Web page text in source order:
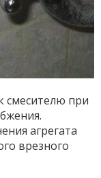
смесителю при
агрегата
врезного